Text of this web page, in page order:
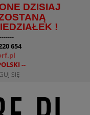
DZISIAJ
!
654
--
SIĘ